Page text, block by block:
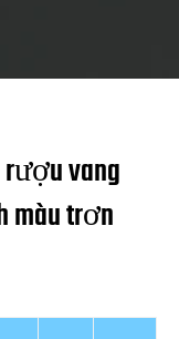
vang
màu trơn